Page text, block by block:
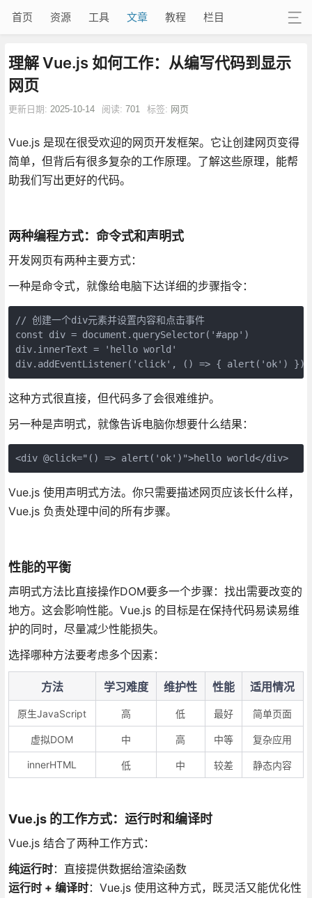
首页 资源 工具 文章 教程 栏目
理解 Vue.js 如何工作：从编写代码到显示
网页
更新日期: 2025-10-14 阅读: 701 标签: 网页
Vue.js 是现在很受欢迎的网页开发框架。它让创建网页变得
简单，但背后有很多复杂的工作原理。了解这些原理，能帮
助我们写出更好的代码。
两种编程方式：命令式和声明式
开发网页有两种主要方式：
一种是命令式，就像给电脑下达详细的步骤指令：
// 创建一个div元素并设置内容和点击事件
const div = document.querySelector('#app')
div.innerText = 'hello world'
div.addEventListener('click', () => { alert('ok') })
这种方式很直接，但代码多了会很难维护。
另一种是声明式，就像告诉电脑你想要什么结果：
<div @click="() => alert('ok')">hello world</div>
Vue.js 使用声明式方法。你只需要描述网页应该长什么样，
Vue.js 负责处理中间的所有步骤。
性能的平衡
声明式方法比直接操作DOM要多一个步骤：找出需要改变的
地方。这会影响性能。Vue.js 的目标是在保持代码易读易维
护的同时，尽量减少性能损失。
选择哪种方法要考虑多个因素：
方法 学习难度 维护性 性能 适用情况
原生JavaScript 高 低 最好 简单页面
虚拟DOM 中 高 中等 复杂应用
innerHTML 低 中 较差 静态内容
Vue.js 的工作方式：运行时和编译时
Vue.js 结合了两种工作方式：
纯运行时：直接提供数据给渲染函数
运行时 + 编译时：Vue.js 使用这种方式，既灵活又能优化性